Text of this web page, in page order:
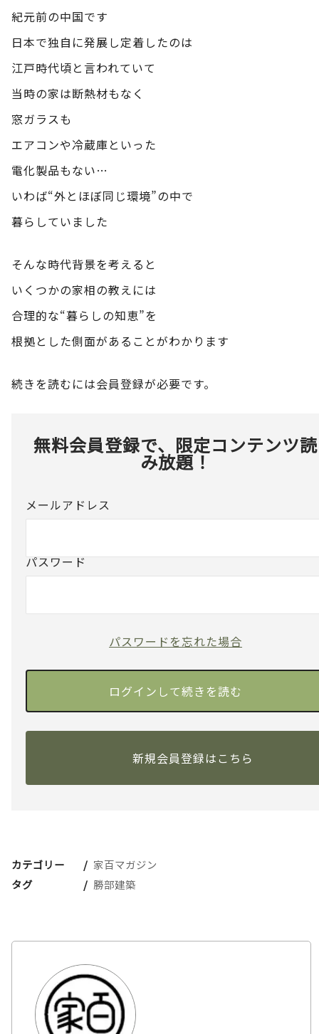
紀元前の中国です
日本で独自に発展し定着したのは
江戸時代頃と言われていて
当時の家は断熱材もなく
窓ガラスも
エアコンや冷蔵庫といった
電化製品もない…
いわば“外とほぼ同じ環境”の中で
暮らしていました
そんな時代背景を考えると
いくつかの家相の教えには
合理的な“暮らしの知恵”を
根拠とした側面があることがわかります
続きを読むには会員登録が必要です。
無料会員登録で、限定コンテンツ読
み放題！
メールアドレス
パスワード
パスワードを忘れた場合
新規会員登録はこちら
カテゴリー
家百マガジン
タグ
勝部建築